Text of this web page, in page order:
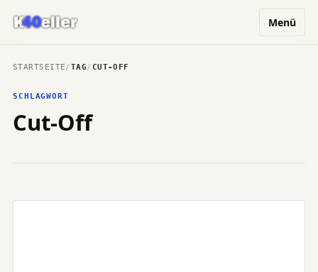
Menü
STARTSEITE/TAG/CUT-OFF
SCHLAGWORT
Cut-Off